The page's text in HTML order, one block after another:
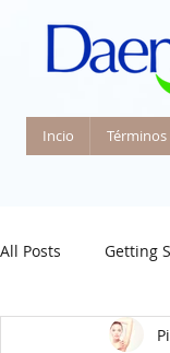
Incio Términos
All Posts Getting